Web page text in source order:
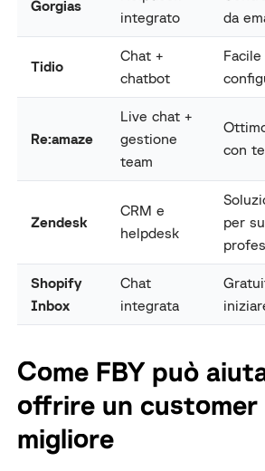
Gorgias
integrato
da
Tidio
Chat +
chatbot
Re:amaze
Live chat +
gestione
team
con
Zendesk
CRM e
helpdesk
per
Shopify
Inbox
Chat
integrata
Come FBY può
offrire un customer
migliore